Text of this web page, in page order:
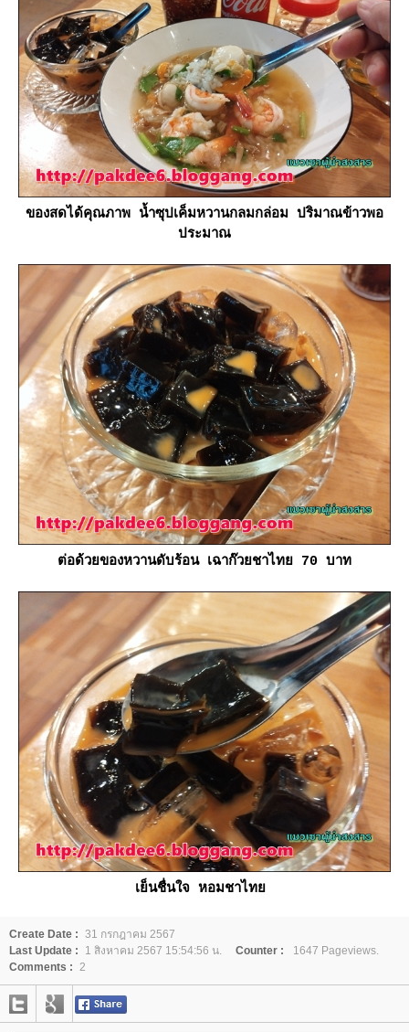
ของสดได้คุณภาพ น้ำซุปเค็มหวานกลมกล่อม ปริมาณข้าวพอ
ประมาณ
ต่อด้วยของหวานดับร้อน เฉาก๊วยชาไทย 70 บาท
เย็นชื่นใจ หอมชาไท
Create Date : 31 กรกฎาคม 2567
Last Update :
1 สิงหาคม 2567 15:54:56 น. Counter :
1647 Pageviews.
Comments :
2